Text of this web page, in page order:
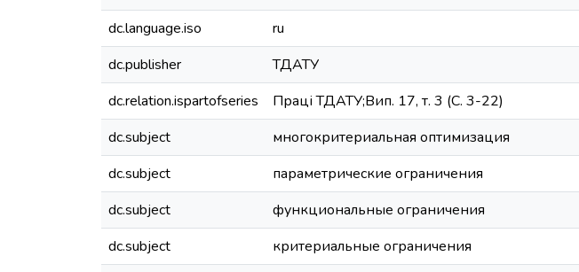
dc.language.iso
ru
dc.publisher
ТДАТУ
dc.relation.ispartofseries
Праці ТДАТУ;Вип. 17, т. 3 (С. 3-22)
dc.subject
многокритериальная оптимизация
dc.subject
параметрические ограничения
dc.subject
функциональные ограничения
dc.subject
критериальные ограничения